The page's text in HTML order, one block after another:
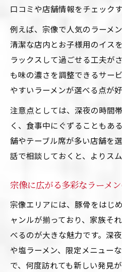
口コミや店舗情報をチェック
例えば、宗像で人気のラーメ
清潔な店内とお子様用のイス
ラックスして過ごせる工夫が
も味の濃さを調整できるサー
やすいラーメンが選べる点が好
注意点としては、深夜の時間
く、食事中にぐずることもあ
舗やテーブル席が多い店舗を
話で相談しておくと、よりス
宗像に広がる多彩なラーメ
宗像エリアには、豚骨をはじ
ャンルが揃っており、家族そ
べるのが大きな魅力です。深
や塩ラーメン、限定メニュー
で、何度訪れても新しい発見が